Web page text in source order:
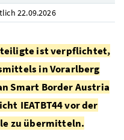
22.09.2026
ist verpflichtet,
in Vorarlberg
Smart Border Austria
IEATBT44 vor der
zu übermitteln.